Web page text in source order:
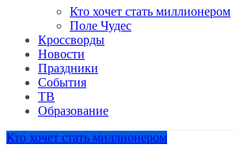
Кто хочет стать миллионером
Поле Чудес
Кроссворды
Новости
Праздники
События
ТВ
Образование
Кто хочет стать миллионером